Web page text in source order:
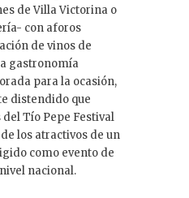
de Villa Victorina o
con aforos
de vinos de
gastronomía
para la ocasión,
distendido que
Tío Pepe Festival
los atractivos de un
como evento de
nacional.